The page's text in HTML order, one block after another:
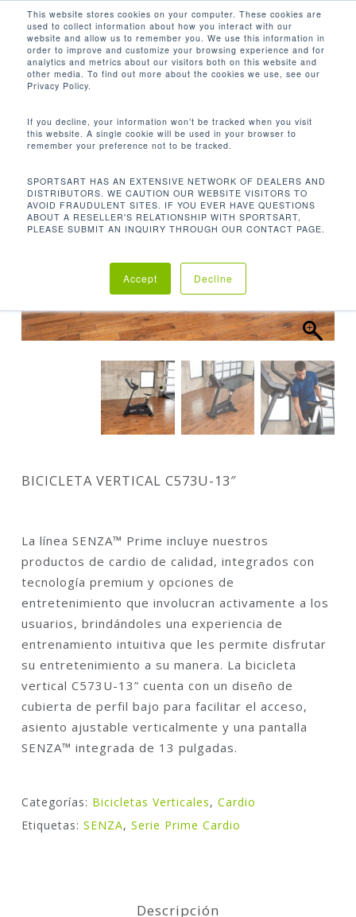
This website stores cookies on your computer. These cookies are
used to collect information about how you interact with our
website and allow us to remember you. We use this information in
order to improve and customize your browsing experience and for
analytics and metrics about our visitors both on this website and
other media. To find out more about the cookies we use, see our
Privacy Policy.
If you decline, your information won’t be tracked when you visit
this website. A single cookie will be used in your browser to
remember your preference not to be tracked.
SPORTSART HAS AN EXTENSIVE NETWORK OF DEALERS AND
DISTRIBUTORS. WE CAUTION OUR WEBSITE VISITORS TO
AVOID FRAUDULENT SITES. IF YOU EVER HAVE QUESTIONS
ABOUT A RESELLER'S RELATIONSHIP WITH SPORTSART,
PLEASE SUBMIT AN INQUIRY THROUGH OUR CONTACT PAGE.
Accept Decline
main
content
search
Inicio Cardio
BICICLETA VERTICAL C573U-13″
La línea SENZA™ Prime incluye nuestros
productos de cardio de calidad, integrados con
tecnología premium y opciones de
entretenimiento que involucran activamente a los
usuarios, brindándoles una experiencia de
entrenamiento intuitiva que les permite disfrutar
su entretenimiento a su manera. La bicicleta
vertical C573U-13” cuenta con un diseño de
cubierta de perfil bajo para facilitar el acceso,
asiento ajustable verticalmente y una pantalla
SENZA™ integrada de 13 pulgadas.
Categorías: Bicicletas Verticales, Cardio
Etiquetas: SENZA, Serie Prime Cardio
Descripción
Close
Menu